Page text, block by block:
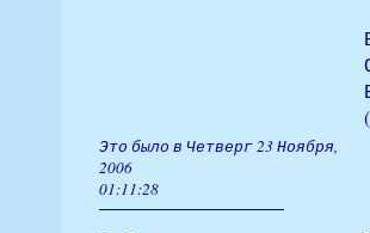
Это было в Четверг 23 Ноября,
2006
01:11:28